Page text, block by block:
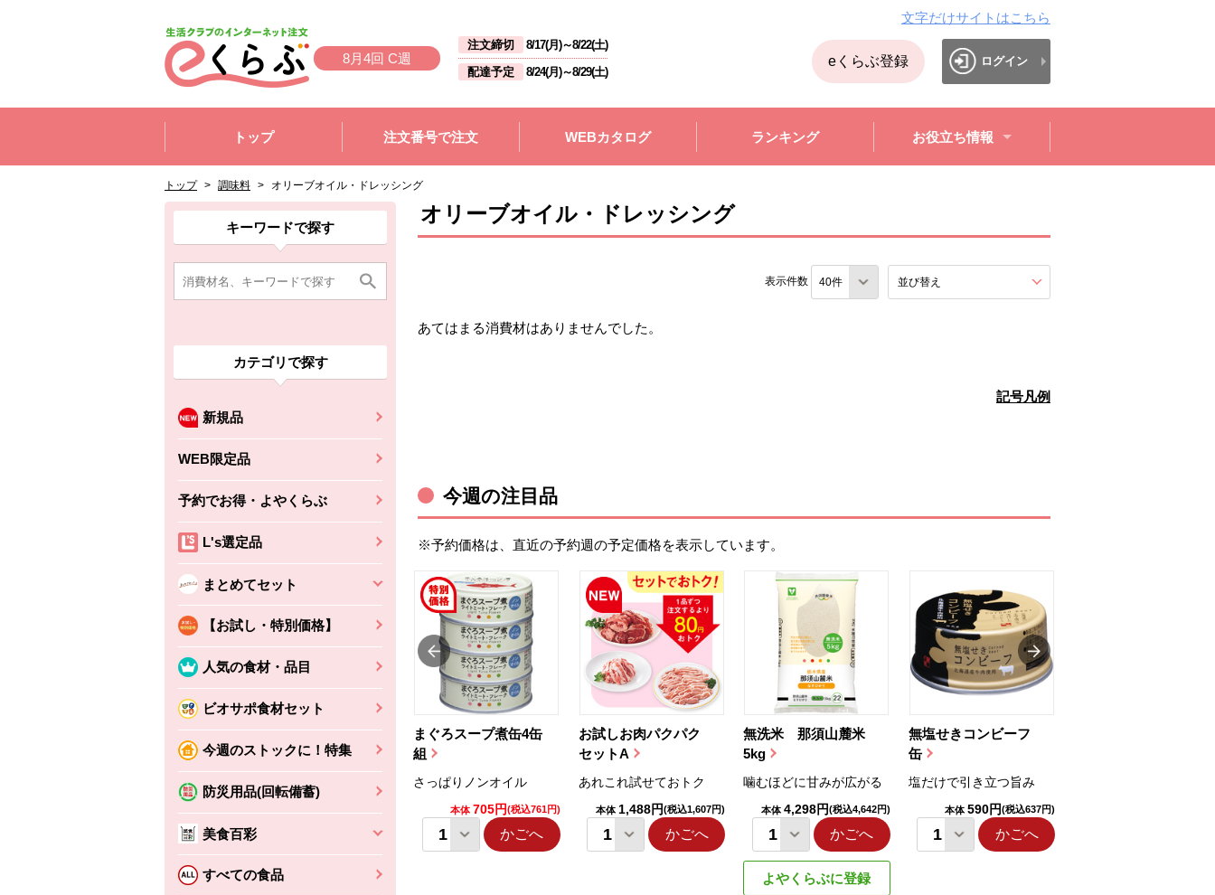
8月4回 C週
注文締切 8/17(月)～8/22(土)
配達予定
8/24(月)～8/29(土)
文字だけサイトはこちら
eくらぶ登録 ログイン
トップ
注文番号で注文 WEBカタログ ランキング お役立ち情報
トップ > 調味料 > オリーブオイル・ドレッシング
ここから消費材検索メニューです。
キーワードで探す
カテゴリで探す
新規品
WEB限定品
予約でお得・よやくらぶ
L's選定品
まとめてセット
【お試し・特別価格】
人気の食材・品目
ビオサポ食材セット
今週のストックに！特集
防災用品(回転備蓄)
美食百彩
すべての食品
消費材検索メニューここまで。
ここから本文です。
ここから組合員向けメニューです。
組合員向けメニューここまで。
ここから本文です。 オリーブオイル・ドレッシング
表示件数 並び替え
あてはまる消費材はありませんでした。
記号凡例
今週の注目品
※予約価格は、直近の予約週の予定価格を表示しています。
まぐろスープ煮缶4缶
組
さっぱりノンオイル
本体 705円(税込761円)
かごへ
お試しお肉パクパク
セットA
あれこれ試せておトク
本体 1,488円(税込1,607円)
かごへ
無洗米 那須山麓米
5kg
噛むほどに甘みが広がる
本体 4,298円(税込4,642円)
かごへ
よやくらぶに登録
無塩せきコンビーフ
缶
塩だけで引き立つ旨み
本体 590円(税込637円)
かごへ
ちょこっと揚げ（香
えびの風味がぶわっ！
かごへ
バルサミコ
本体2,160円 (税込2,333円)
かごへ